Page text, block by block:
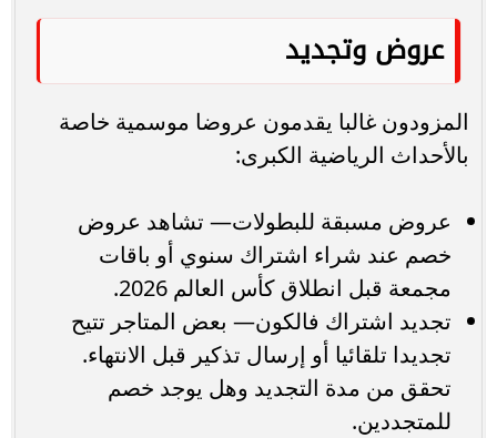
عروض وتجديد
المزودون غالبا يقدمون عروضا موسمية خاصة
بالأحداث الرياضية الكبرى:
عروض مسبقة للبطولات— تشاهد عروض
خصم عند شراء اشتراك سنوي أو باقات
مجمعة قبل انطلاق كأس العالم 2026.
تجديد اشتراك فالكون— بعض المتاجر تتيح
تجديدا تلقائيا أو إرسال تذكير قبل الانتهاء.
تحقق من مدة التجديد وهل يوجد خصم
للمتجددين.